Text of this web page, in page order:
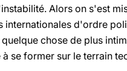
Alors on s'est
internationales d'ordre
chose de plus
se former sur le terrain